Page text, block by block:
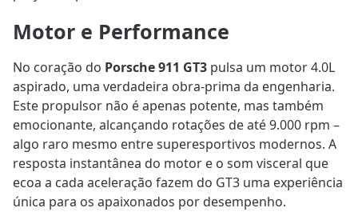
Motor e Performance
No coração do Porsche 911 GT3 pulsa um motor 4.0L
aspirado, uma verdadeira obra-prima da engenharia.
Este propulsor não é apenas potente, mas também
emocionante, alcançando rotações de até 9.000 rpm –
algo raro mesmo entre superesportivos modernos. A
resposta instantânea do motor e o som visceral que
ecoa a cada aceleração fazem do GT3 uma experiência
única para os apaixonados por desempenho.